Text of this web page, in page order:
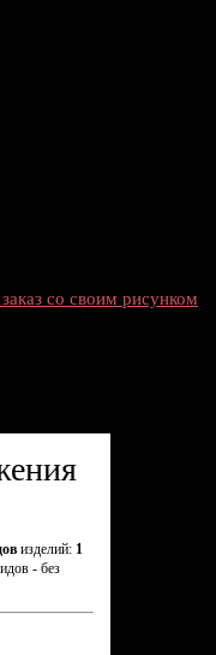
со своим рисунком
изделий: 1
- без